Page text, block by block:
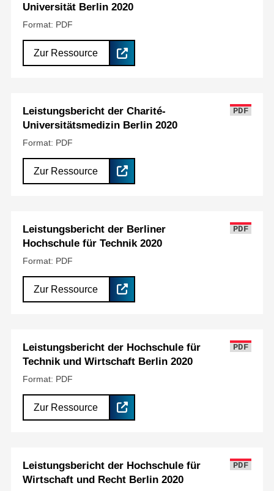
Universität Berlin 2020
Format: PDF
Zur Ressource
Leistungsbericht der Charité-
Universitätsmedizin Berlin 2020
PDF
Format: PDF
Zur Ressource
Leistungsbericht der Berliner
Hochschule für Technik 2020
PDF
Format: PDF
Zur Ressource
Leistungsbericht der Hochschule für
Technik und Wirtschaft Berlin 2020
PDF
Format: PDF
Zur Ressource
Leistungsbericht der Hochschule für
Wirtschaft und Recht Berlin 2020
PDF